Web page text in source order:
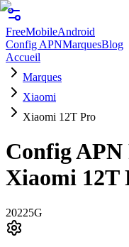
FreeMobileAndroid
Config APNMarquesBlog
Accueil
Marques
Xiaomi
Xiaomi 12T Pro
Config
Xiaomi 12T
20225G